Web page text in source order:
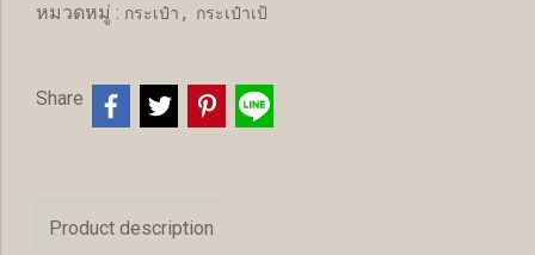
หมวดหมู่ : กระเป๋า , กระเป๋าเป้
Share
Product description